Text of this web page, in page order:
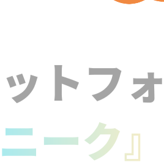
トフ
ーク』